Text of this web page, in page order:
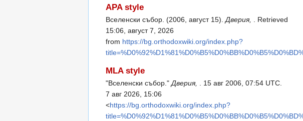
APA style
Вселенски събор. (2006, август 15). Дверия,
. Retrieved
15:06, август 7, 2026
from https://bg.orthodoxwiki.org/index.php?
MLA style
"Вселенски събор."Дверия, . 15 авг 2006, 07:54 UTC.
7 авг 2026, 15:06
<https://bg.orthodoxwiki.org/index.php?